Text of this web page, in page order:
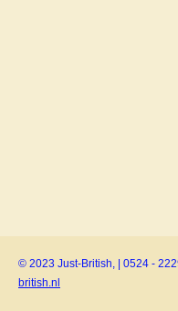
© 2023 Just-British, | 0524 -
british.nl